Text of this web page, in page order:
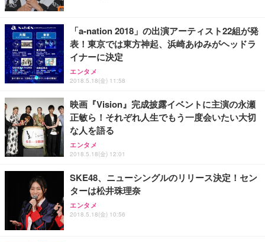
「a-nation 2018」の出演アーティスト22組が発
表！東京では東方神起、浜崎あゆみがヘッドラ
イナーに決定
エンタメ
2018.5.18(金) 11:58
映画『Vision』完成披露イベントに主演の永瀬
正敏ら！それぞれ人生でもう一度会いたい大切
な人を語る
エンタメ
2018.5.18(金) 12:01
SKE48、ニューシングルのリリース決定！セン
ターは松井珠理奈
エンタメ
2018.5.18(金) 10:56